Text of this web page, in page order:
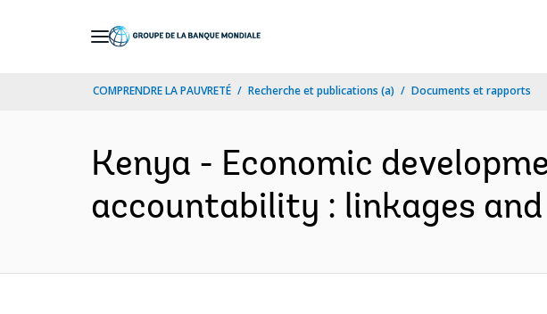
COMPRENDRE LA PAUVRETÉ Recherche et publications (a) Documents et rapports
Kenya - Economic
accountability : linkages